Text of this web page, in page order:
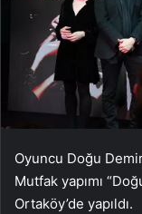
Oyuncu Doğu
Mutfak yapımı
Ortaköy’de yapıldı.